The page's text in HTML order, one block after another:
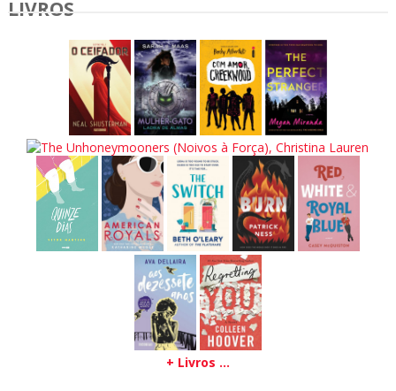
LIVROS
+ Livros ...